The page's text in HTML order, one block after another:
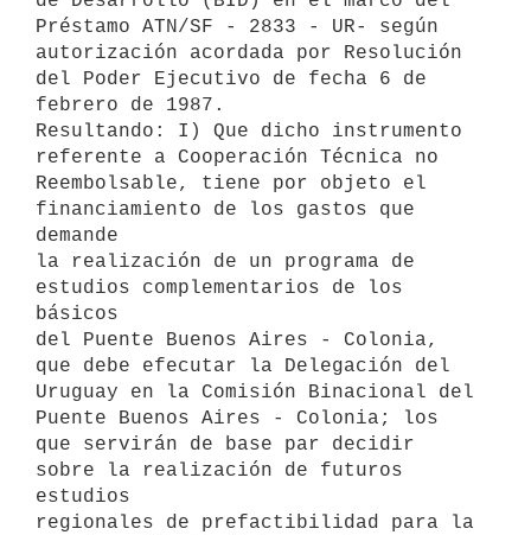
Préstamo ATN/SF - 2833 - UR- según
autorización acordada por Resolución
del Poder Ejecutivo de fecha 6 de
febrero de 1987.
Resultando: I) Que dicho instrumento
referente a Cooperación Técnica no
Reembolsable, tiene por objeto el
financiamiento de los gastos que
demande
la realización de un programa de
estudios complementarios de los
básicos
del Puente Buenos Aires - Colonia,
que debe efecutar la Delegación del
Uruguay en la Comisión Binacional del
Puente Buenos Aires - Colonia; los
que servirán de base par decidir
sobre la realización de futuros
estudios
regionales de prefactibilidad para la